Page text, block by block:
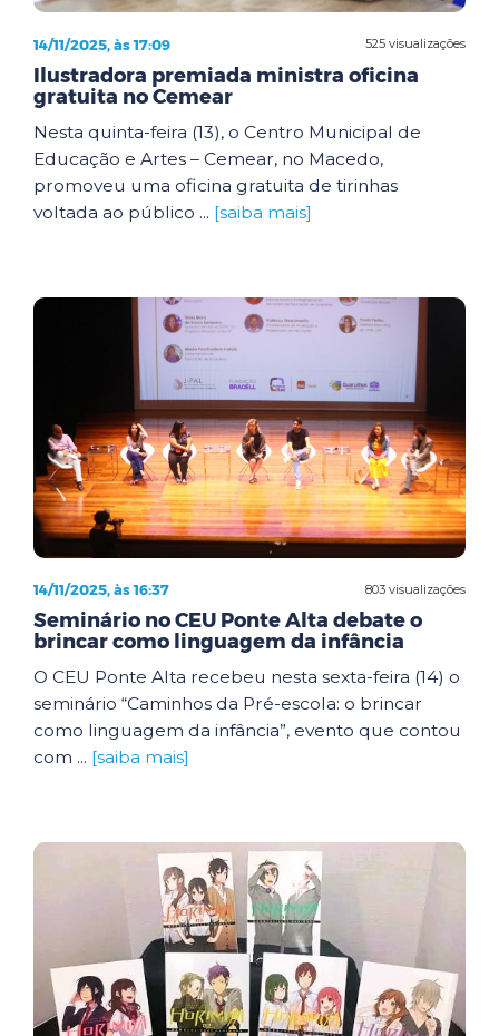
525 visualizações
14/11/2025, às 17:09
Ilustradora premiada ministra oficina
gratuita no Cemear
Nesta quinta-feira (13), o Centro Municipal de
Educação e Artes – Cemear, no Macedo,
promoveu uma oficina gratuita de tirinhas
voltada ao público ... [saiba mais]
803 visualizações
14/11/2025, às 16:37
Seminário no CEU Ponte Alta debate o
brincar como linguagem da infância
O CEU Ponte Alta recebeu nesta sexta-feira (14) o
seminário “Caminhos da Pré-escola: o brincar
como linguagem da infância”, evento que contou
com ... [saiba mais]